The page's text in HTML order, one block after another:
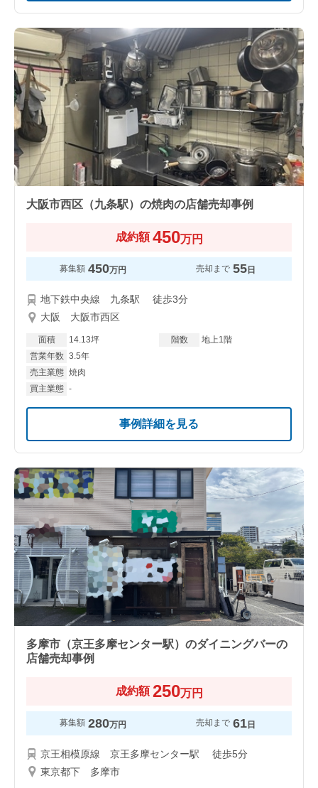
大阪市西区（九条駅）の焼肉の店舗売却事例
成約額 450万円
募集額 450万円 売却まで 55日
地下鉄中央線 九条駅 徒歩3分
大阪 大阪市西区
面積 14.13坪 階数
地上1階
営業年数 3.5年
売主業態 焼肉
買主業態 -
事例詳細を見る
多摩市（京王多摩センター駅）のダイニングバーの
店舗売却事例
成約額 250万円
募集額 280万円 売却まで 61日
京王相模原線 京王多摩センター駅 徒歩5分
東京都下 多摩市